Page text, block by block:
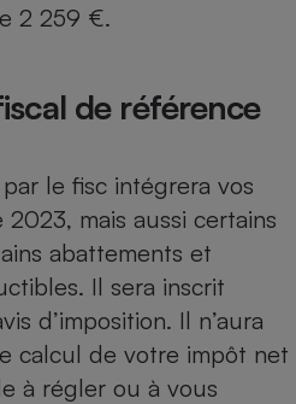
2 259 €.
de référence
le fisc intégrera vos
mais aussi certains
abattements et
Il sera inscrit
d’imposition. Il n’aura
calcul de votre impôt net
à régler ou à vous